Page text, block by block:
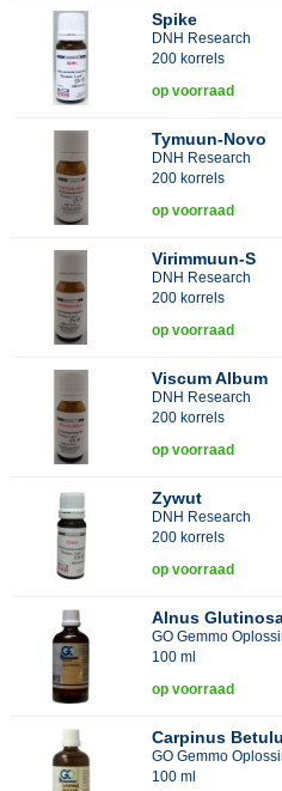
Spike
DNH Research
200 korrels
op voorraad
Tymuun-Novo
DNH Research
200 korrels
op voorraad
Virimmuun-S
DNH Research
200 korrels
op voorraad
Viscum Album
DNH Research
200 korrels
op voorraad
Zywut
DNH Research
200 korrels
op voorraad
Alnus
GO Gemmo
100 ml
op voorraad
Carpinus
GO Gemmo
100 ml